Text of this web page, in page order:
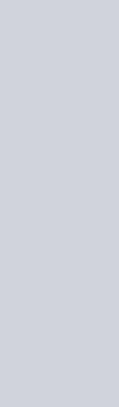
Cokelat
dan Ayam Broiler
Ini
Stok?
Sehat
Permusyawaratan
Ikan